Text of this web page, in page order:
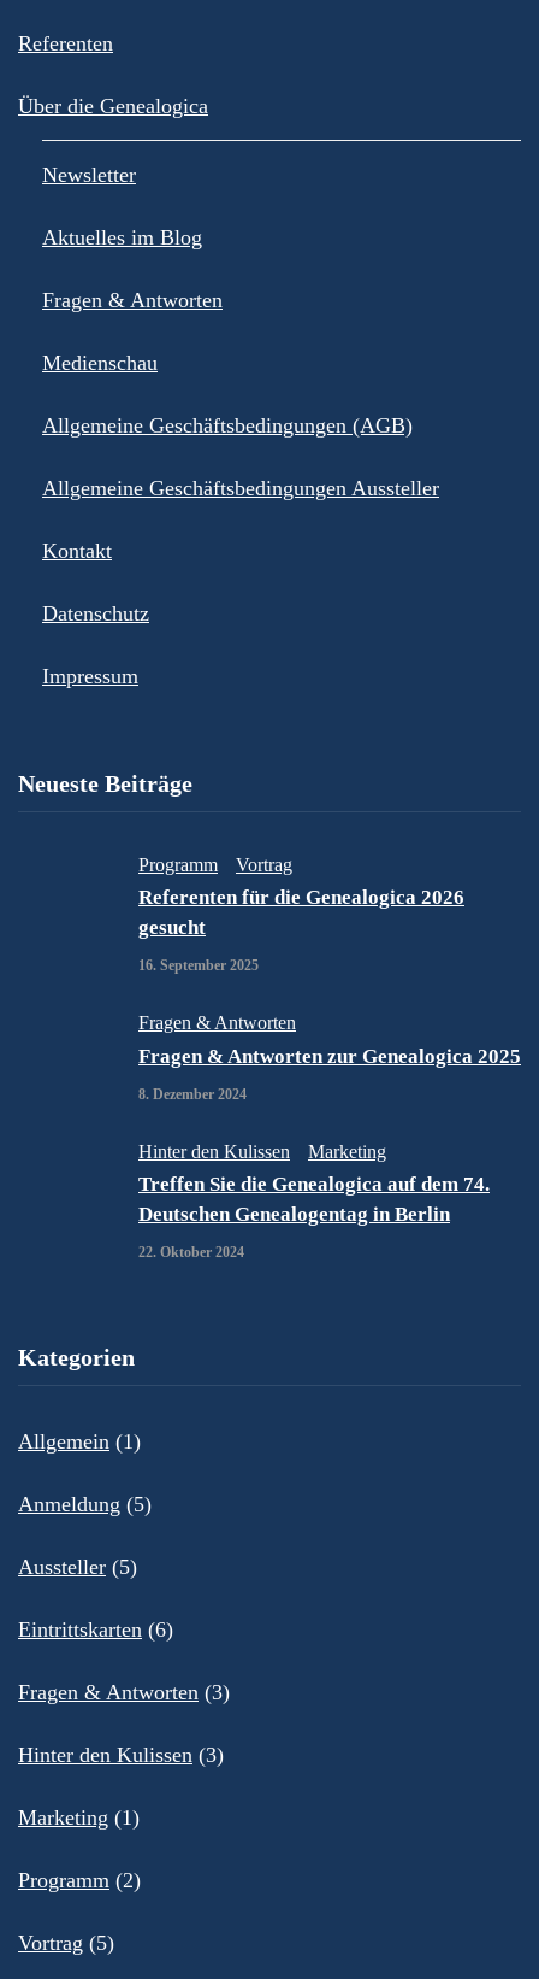
Referenten
Über die Genealogica
Newsletter
Aktuelles im Blog
Fragen & Antworten
Medienschau
Allgemeine Geschäftsbedingungen (AGB)
Allgemeine Geschäftsbedingungen Aussteller
Kontakt
Datenschutz
Impressum
Neueste Beiträge
Programm Vortrag
Referenten für die Genealogica 2026
gesucht
16. September 2025
Fragen & Antworten
Fragen & Antworten zur Genealogica 2025
8. Dezember 2024
Hinter den Kulissen Marketing
Treffen Sie die Genealogica auf dem 74.
Deutschen Genealogentag in Berlin
22. Oktober 2024
Kategorien
Allgemein (1)
Anmeldung (5)
Aussteller (5)
Eintrittskarten (6)
Fragen & Antworten (3)
Hinter den Kulissen (3)
Marketing (1)
Programm (2)
Vortrag (5)